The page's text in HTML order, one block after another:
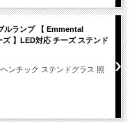
ルランプ 【 Emmental
】LED対応 チーズ ステンド
ンチック ステンドグラス 照